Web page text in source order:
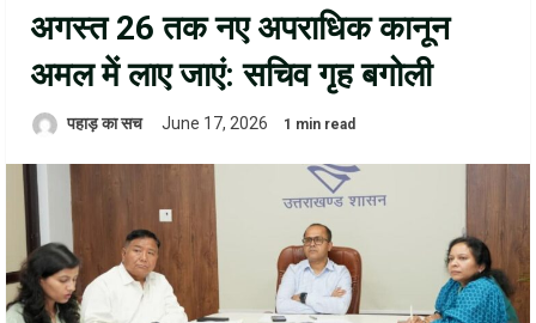
अगस्त 26 तक नए अपराधिक कानून
अमल में लाए जाएं: सचिव गृह बगोली
पहाड़ का सच June 17, 2026 1 min read